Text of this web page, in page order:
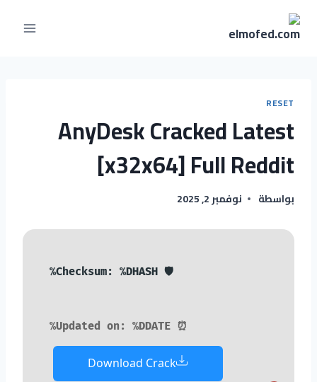
RESET
AnyDesk Cracked Latest
[x32x64] Full Reddit
بواسطة نوفمبر 2, 2025
🛡️ Checksum: %DHASH%
⏰ Updated on: %DDATE%
Download Crack